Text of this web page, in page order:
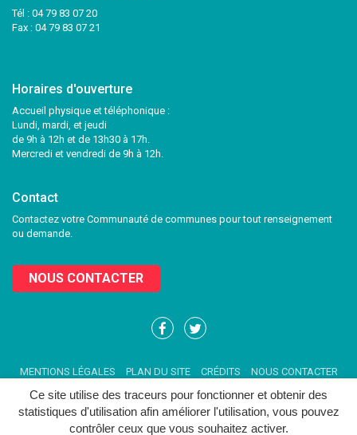
Ce site utilise des traceurs pour fonctionner et obtenir des
statistiques d'utilisation afin améliorer l'utilisation, vous pouvez
contrôler ceux que vous souhaitez activer.
Tél : 04 79 83 07 20
Fax : 04 79 83 07 21
Horaires d'ouverture
Accueil physique et téléphonique :
Lundi, mardi, et jeudi
de 9h à 12h et de 13h30 à 17h.
Mercredi et vendredi de 9h à 12h.
Contact
Contactez votre Communauté de communes pour tout renseignement
ou demande.
NOUS CONTACTER
Lien
compte
Facebook
Lien
compte
Twitter
MENTIONS LÉGALES PLAN DU SITE CRÉDITS NOUS CONTACTER